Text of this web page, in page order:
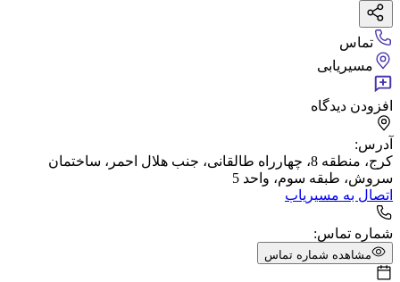
تماس
مسیریابی
افزودن دیدگاه
آدرس:
کرج، منطقه 8، چهارراه طالقانی، جنب هلال احمر، ساختمان
سروش، طبقه سوم، واحد 5
اتصال به مسیریاب
شماره تماس:
مشاهده شماره تماس